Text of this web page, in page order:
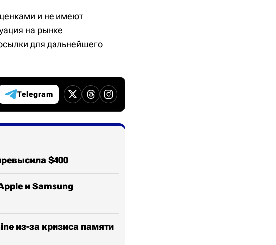
и не имеют
на рынке
для дальнейшего
Telegram
$400
и Samsung
из-за кризиса памяти